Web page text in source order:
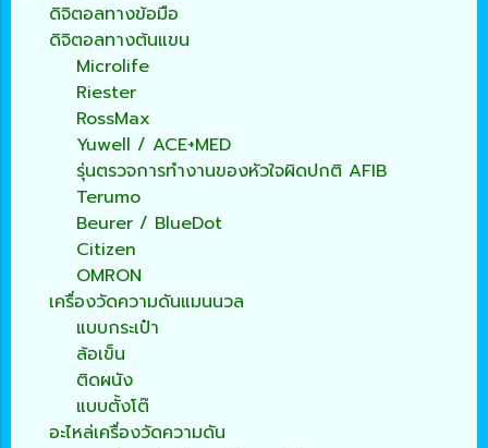
ดิจิตอลทางข้อมือ
ดิจิตอลทางต้นแขน
Microlife
Riester
RossMax
Yuwell / ACE+MED
รุ่นตรวจการทำงานของหัวใจผิดปกติ AFIB
Terumo
Beurer / BlueDot
Citizen
OMRON
เครื่องวัดความดันแมนนวล
แบบกระเป๋า
ล้อเข็น
ติดผนัง
แบบตั้งโต๊
อะไหล่เครื่องวัดความดัน